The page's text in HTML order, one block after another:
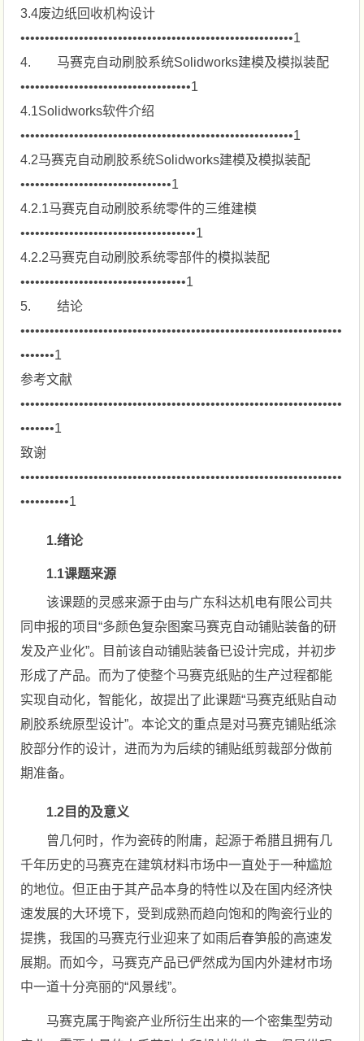
3.4废边纸回收机构设计
••••••••••••••••••••••••••••••••••••••••••••••••••••••••1
4. 马赛克自动刷胶系统Solidworks建模及模拟装配
•••••••••••••••••••••••••••••••••••1
4.1Solidworks软件介绍
••••••••••••••••••••••••••••••••••••••••••••••••••••••••1
4.2马赛克自动刷胶系统Solidworks建模及模拟装配
•••••••••••••••••••••••••••••••1
4.2.1马赛克自动刷胶系统零件的三维建模
••••••••••••••••••••••••••••••••••••1
4.2.2马赛克自动刷胶系统零部件的模拟装配
••••••••••••••••••••••••••••••••••1
5. 结论
••••••••••••••••••••••••••••••••••••••••••••••••••••••••••••••••••
•••••••1
参考文献
••••••••••••••••••••••••••••••••••••••••••••••••••••••••••••••••••
•••••••1
致谢
••••••••••••••••••••••••••••••••••••••••••••••••••••••••••••••••••
••••••••••1
1.绪论
1.1课题来源
该课题的灵感来源于由与广东科达机电有限公司共
同申报的项目“多颜色复杂图案马赛克自动铺贴装备的研
发及产业化”。目前该自动铺贴装备已设计完成，并初步
形成了产品。而为了使整个马赛克纸贴的生产过程都能
实现自动化，智能化，故提出了此课题“马赛克纸贴自动
刷胶系统原型设计”。本论文的重点是对马赛克铺贴纸涂
胶部分作的设计，进而为为后续的铺贴纸剪裁部分做前
期准备。
1.2目的及意义
曾几何时，作为瓷砖的附庸，起源于希腊且拥有几
千年历史的马赛克在建筑材料市场中一直处于一种尴尬
的地位。但正由于其产品本身的特性以及在国内经济快
速发展的大环境下，受到成熟而趋向饱和的陶瓷行业的
提携，我国的马赛克行业迎来了如雨后春笋般的高速发
展期。而如今，马赛克产品已俨然成为国内外建材市场
中一道十分亮丽的“风景线”。
马赛克属于陶瓷产业所衍生出来的一个密集型劳动